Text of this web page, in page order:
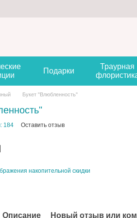
Подарки
Траурная
Букет "Влюбленность"
184 Оставить отзыв
накопительной скидки
Описание Новый отзыв или